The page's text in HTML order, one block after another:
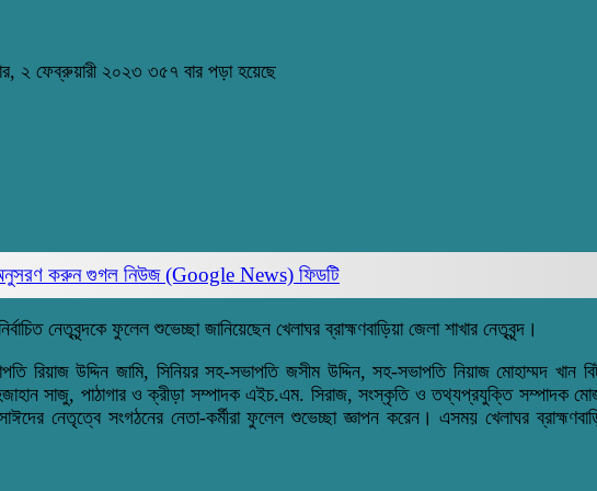
২ ফেব্রুয়ারী ২০২৩ ৩৫৭ বার পড়া হয়েছে
করুনগুগল নিউজ (Google News) ফিডটি
নেতৃবৃন্দকে ফুলেল শুভেচ্ছা জানিয়েছেন খেলাঘর ব্রাহ্মণবাড়িয়া জেলা শাখার নেতৃবৃন্দ।
রিয়াজ উদ্দিন জামি, সিনিয়র সহ-সভাপতি জসীম উদ্দিন, সহ-সভাপতি নিয়াজ মোহাম্মদ
সাজু, পাঠাগার ও ক্রীড়া সম্পাদক এইচ.এম. সিরাজ, সংস্কৃতি ও তথ্যপ্রযুক্তি সম্পাদক
নেতৃত্বে সংগঠনের নেতা-কর্মীরা ফুলেল শুভেচ্ছা জ্ঞাপন করেন। এসময় খেলাঘর